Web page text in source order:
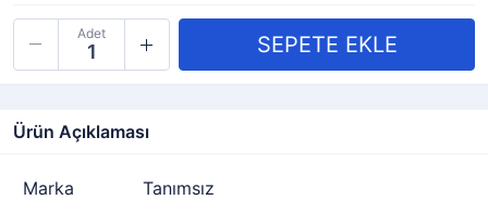
Adet
Ürün Açıklaması
Marka Tanımsız